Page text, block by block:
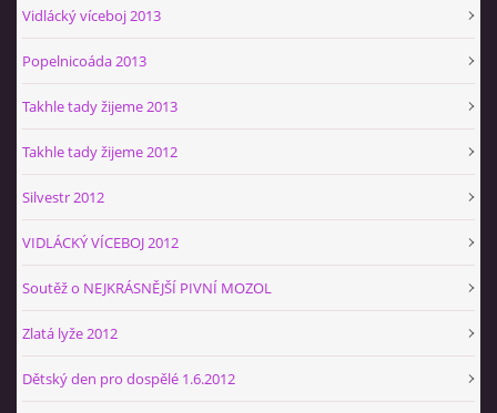
Vidlácký víceboj 2013
Popelnicoáda 2013
Takhle tady žijeme 2013
Takhle tady žijeme 2012
Silvestr 2012
VIDLÁCKÝ VÍCEBOJ 2012
Soutěž o NEJKRÁSNĚJŠÍ PIVNÍ MOZOL
Zlatá lyže 2012
Dětský den pro dospělé 1.6.2012